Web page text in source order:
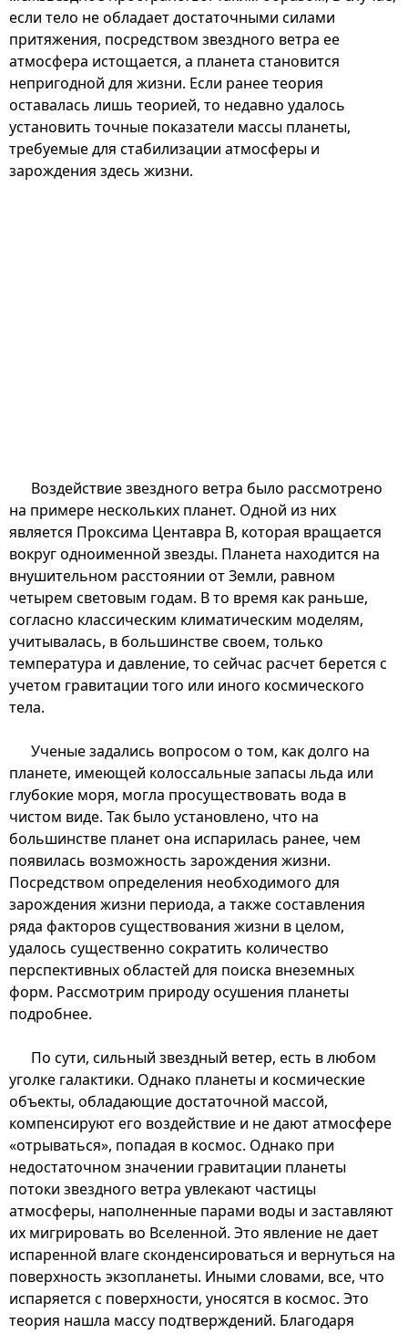
если тело не обладает достаточными силами
притяжения, посредством звездного ветра ее
атмосфера истощается, а планета становится
непригодной для жизни. Если ранее теория
оставалась лишь теорией, то недавно удалось
установить точные показатели массы планеты,
требуемые для стабилизации атмосферы и
зарождения здесь жизни.
Воздействие звездного ветра было рассмотрено
на примере нескольких планет. Одной из них
является Проксима Центавра B, которая вращается
вокруг одноименной звезды. Планета находится на
внушительном расстоянии от Земли, равном
четырем световым годам. В то время как раньше,
согласно классическим климатическим моделям,
учитывалась, в большинстве своем, только
температура и давление, то сейчас расчет берется с
учетом гравитации того или иного космического
тела.
Ученые задались вопросом о том, как долго на
планете, имеющей колоссальные запасы льда или
глубокие моря, могла просуществовать вода в
чистом виде. Так было установлено, что на
большинстве планет она испарилась ранее, чем
появилась возможность зарождения жизни.
Посредством определения необходимого для
зарождения жизни периода, а также составления
ряда факторов существования жизни в целом,
удалось существенно сократить количество
перспективных областей для поиска внеземных
форм. Рассмотрим природу осушения планеты
подробнее.
По сути, сильный звездный ветер, есть в любом
уголке галактики. Однако планеты и космические
объекты, обладающие достаточной массой,
компенсируют его воздействие и не дают атмосфере
«отрываться», попадая в космос. Однако при
недостаточном значении гравитации планеты
потоки звездного ветра увлекают частицы
атмосферы, наполненные парами воды и заставляют
их мигрировать во Вселенной. Это явление не дает
испаренной влаге сконденсироваться и вернуться на
поверхность экзопланеты. Иными словами, все, что
испаряется с поверхности, уносятся в космос. Это
теория нашла массу подтверждений. Благодаря